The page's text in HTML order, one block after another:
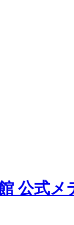
公式メ